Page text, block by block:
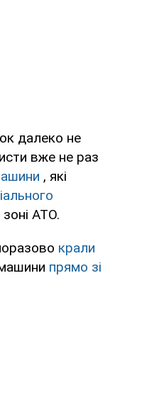
далеко не
вже не раз
, які
АТО.
крали
прямо зі